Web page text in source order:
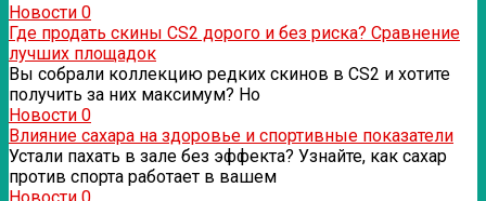
Новости 0
Где продать скины CS2 дорого и без риска? Сравнение
лучших площадок
Вы собрали коллекцию редких скинов в CS2 и хотите
получить за них максимум? Но
Новости 0
Влияние сахара на здоровье и спортивные показатели
Устали пахать в зале без эффекта? Узнайте, как сахар
против спорта работает в вашем